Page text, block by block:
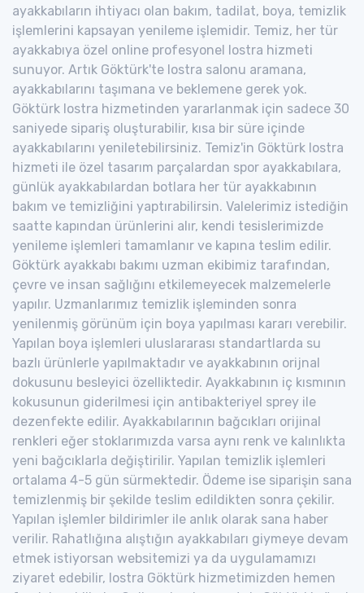
ayakkabıların ihtiyacı olan bakım, tadilat, boya, temizlik
işlemlerini kapsayan yenileme işlemidir. Temiz, her tür
ayakkabıya özel online profesyonel lostra hizmeti
sunuyor. Artık Göktürk'te lostra salonu aramana,
ayakkabılarını taşımana ve beklemene gerek yok.
Göktürk lostra hizmetinden yararlanmak için sadece 30
saniyede sipariş oluşturabilir, kısa bir süre içinde
ayakkabılarını yeniletebilirsiniz. Temiz'in Göktürk lostra
hizmeti ile özel tasarım parçalardan spor ayakkabılara,
günlük ayakkabılardan botlara her tür ayakkabının
bakım ve temizliğini yaptırabilirsin. Valelerimiz istediğin
saatte kapından ürünlerini alır, kendi tesislerimizde
yenileme işlemleri tamamlanır ve kapına teslim edilir.
Göktürk ayakkabı bakımı uzman ekibimiz tarafından,
çevre ve insan sağlığını etkilemeyecek malzemelerle
yapılır. Uzmanlarımız temizlik işleminden sonra
yenilenmiş görünüm için boya yapılması kararı verebilir.
Yapılan boya işlemleri uluslararası standartlarda su
bazlı ürünlerle yapılmaktadır ve ayakkabının orijnal
dokusunu besleyici özelliktedir. Ayakkabının iç kısmının
kokusunun giderilmesi için antibakteriyel sprey ile
dezenfekte edilir. Ayakkabılarının bağcıkları orijinal
renkleri eğer stoklarımızda varsa aynı renk ve kalınlıkta
yeni bağcıklarla değiştirilir. Yapılan temizlik işlemleri
ortalama 4-5 gün sürmektedir. Ödeme ise siparişin sana
temizlenmiş bir şekilde teslim edildikten sonra çekilir.
Yapılan işlemler bildirimler ile anlık olarak sana haber
verilir. Rahatlığına alıştığın ayakkabıları giymeye devam
etmek istiyorsan websitemizi ya da uygulamamızı
ziyaret edebilir, lostra Göktürk hizmetimizden hemen